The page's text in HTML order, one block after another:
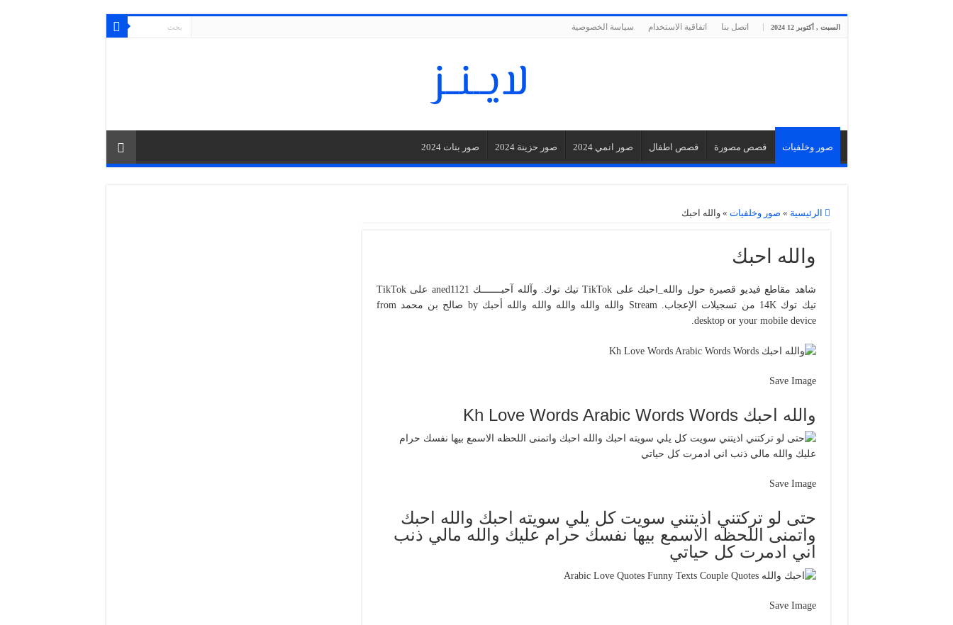
السبت , أكتوبر 12 2024 اتصل بنا اتفاقية الاستخدام سياسة الخصوصية
صور وخلفيات قصص مصورة قصص اطفال صور انمي 2024 صور حزينة 2024 صور بنات 2024
الرئيسية » صور وخلفيات » والله احبك
والله احبك
شاهد مقاطع فيديو قصيرة حول والله_احبك على TikTok تيك توك. وآلله آحبـــــــك aned1121 على TikTok
تيك توك 14K من تسجيلات الإعجاب. Stream والله والله والله والله والله أحبك by صالح بن محمد from
desktop or your mobile device.
Save Image
والله احبك Kh Love Words Arabic Words Words
Save Image
حتى لو تركتني اذيتني سويت كل يلي سويته احبك والله احبك
واتمنى اللحظه الاسمع بيها نفسك حرام عليك والله مالي ذنب
اني ادمرت كل حياتي
Save Image